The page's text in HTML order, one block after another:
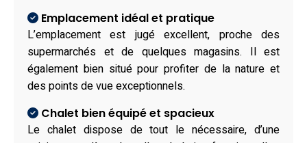
Emplacement idéal et pratique
L’emplacement est jugé excellent, proche des
supermarchés et de quelques magasins. Il est
également bien situé pour profiter de la nature et
des points de vue exceptionnels.
Chalet bien équipé et spacieux
Le chalet dispose de tout le nécessaire, d’une